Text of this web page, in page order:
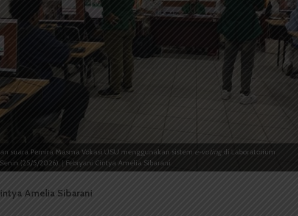
suara Pemira Masma Vokasi USU menggunakan sistem e-votingdi Laboratorium
(25/5/2026). | Febryani Cintya Amelia Sibarani
Amelia Sibarani